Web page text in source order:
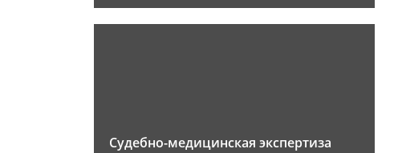
Судебно-медицинская экспертиза